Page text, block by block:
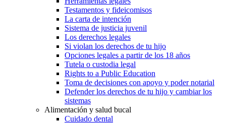
Testamentos y fideicomisos
La carta de intención
Sistema de justicia juvenil
Los derechos legales
Si violan los derechos de tu hijo
Opciones legales a partir de los 18 años
Tutela o custodia legal
Rights to a Public Education
Toma de decisiones con apoyo y poder notarial
Defender los derechos de tu hijo y cambiar los
sistemas
Alimentación y salud bucal
Cuidado dental